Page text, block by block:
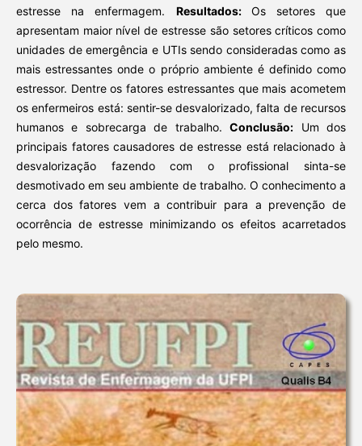
estresse na enfermagem. Resultados: Os setores que
apresentam maior nível de estresse são setores críticos como
unidades de emergência e UTIs sendo consideradas como as
mais estressantes onde o próprio ambiente é definido como
estressor. Dentre os fatores estressantes que mais acometem
os enfermeiros está: sentir-se desvalorizado, falta de recursos
humanos e sobrecarga de trabalho.Conclusão: Um dos
principais fatores causadores de estresse está relacionado à
desvalorização fazendo com o profissional sinta-se
desmotivado em seu ambiente de trabalho. O conhecimento a
cerca dos fatores vem a contribuir para a prevenção de
ocorrência de estresse minimizando os efeitos acarretados
pelo mesmo.